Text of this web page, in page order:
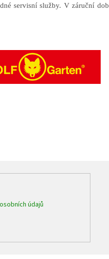
servisní služby. V záruční
údajů